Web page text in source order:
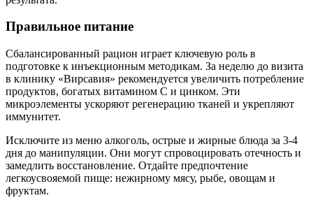
Правильное питание
Сбалансированный рацион играет ключевую роль в
подготовке к инъекционным методикам. За неделю до визита
в клинику «Вирсавия» рекомендуется увеличить потребление
продуктов, богатых витамином С и цинком. Эти
микроэлементы ускоряют регенерацию тканей и укрепляют
иммунитет.
Исключите из меню алкоголь, острые и жирные блюда за 3-4
дня до манипуляции. Они могут спровоцировать отечность и
замедлить восстановление. Отдайте предпочтение
легкоусвояемой пище: нежирному мясу, рыбе, овощам и
фруктам.